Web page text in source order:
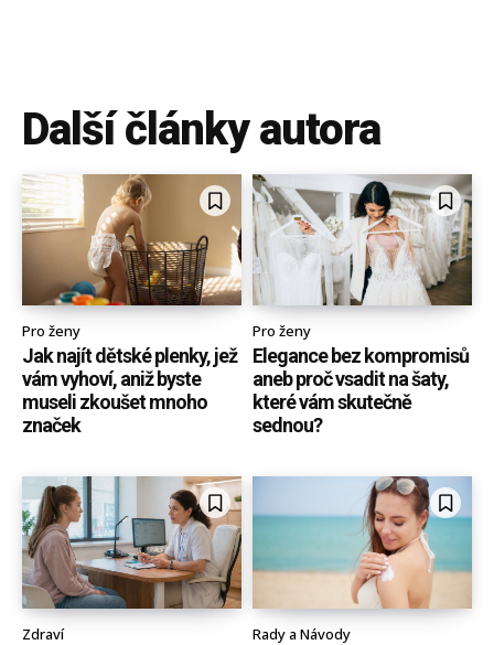
Další články autora
Pro ženy
Jak najít dětské plenky, jež
vám vyhoví, aniž byste
museli zkoušet mnoho
značek
Pro ženy
Elegance bez kompromisů
aneb proč vsadit na šaty,
které vám skutečně
sednou?
Zdraví Rady a Návody